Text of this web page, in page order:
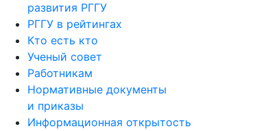
развития РГГУ
РГГУ в рейтингах
Кто есть кто
Ученый совет
Работникам
Нормативные документы
и приказы
Информационная открытость